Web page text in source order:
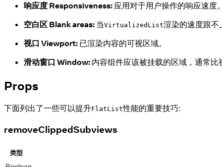
响应度 Responsiveness: 应用对于用户操作的响应速度
空白区 Blank areas: 当VirtualizedList渲染的速度跟不
视口 Viewport: 已渲染内容的可视区域。
滑动窗口 Window: 内容组件应该被挂载的区域，通常
Props
下面列出了一些可以提升FlatList性能的重要技巧:
removeClippedSubviews
类型